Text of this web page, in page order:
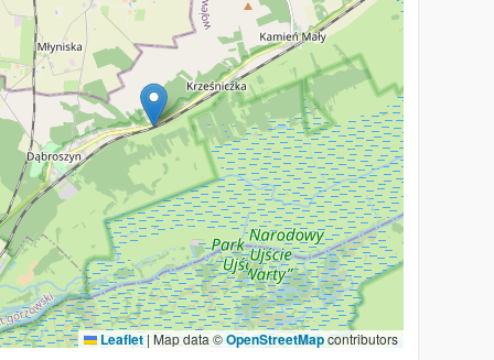
Leaflet|Map data ©OpenStreetMapcontributors